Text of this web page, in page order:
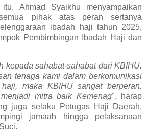
Ahmad Syaikhu menyampaikan
pihak atas peran sertanya
ibadah haji tahun 2025,
Pembimbingan Ibadah Haji dan
kepada sahabat-sahabat dari KBIHU.
tenaga kami dalam berkomunikasi
maka KBIHU sangat berperan.
mitra baik Kemenag", harap
juga selaku Petugas Haji Daerah,
jamaah hingga pelaksanaan